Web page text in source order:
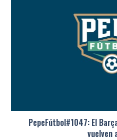
PepeFútbol#1047: El
vuelven